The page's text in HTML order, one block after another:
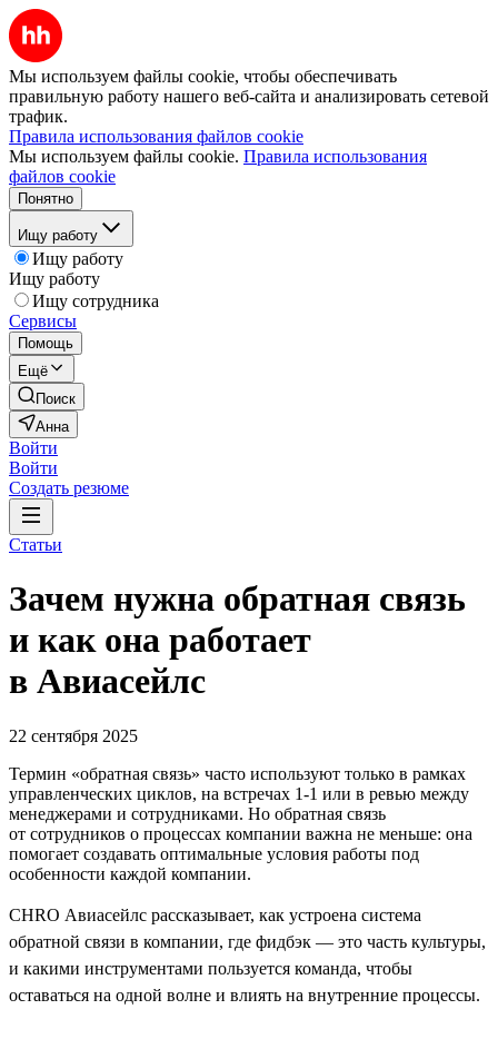
Мы используем файлы cookie, чтобы обеспечивать
правильную работу нашего веб-сайта и анализировать сетевой
трафик.
Правила использования файлов cookie
Мы используем файлы cookie. Правила использования
файлов cookie
Понятно
Ищу работу
Ищу работу
Ищу работу
Ищу сотрудника
Сервисы
Помощь
Ещё
Поиск
Анна
Войти
Войти
Создать резюме
Статьи
Зачем нужна обратная связь
и как она работает
в Авиасейлс
22 сентября 2025
Термин «обратная связь» часто используют только в рамках
управленческих циклов, на встречах 1-1 или в ревью между
менеджерами и сотрудниками. Но обратная связь
от сотрудников о процессах компании важна не меньше: она
помогает создавать оптимальные условия работы под
особенности каждой компании.
CHRO Авиасейлс рассказывает, как устроена система
обратной связи в компании, где фидбэк — это часть культуры,
и какими инструментами пользуется команда, чтобы
оставаться на одной волне и влиять на внутренние процессы.